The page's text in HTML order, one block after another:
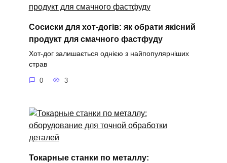
Сосиски для хот-догів: як обрати якісний
продукт для смачного фастфуду
Хот-дог залишається однією з найпопулярніших
страв
0 3
Токарные станки по металлу: